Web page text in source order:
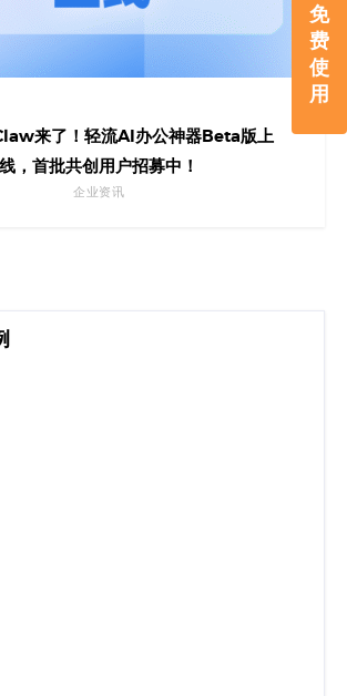
免
费
使
用
来了！轻流AI办公神器Beta版上
线，首批共创用户招募中！
企业资讯